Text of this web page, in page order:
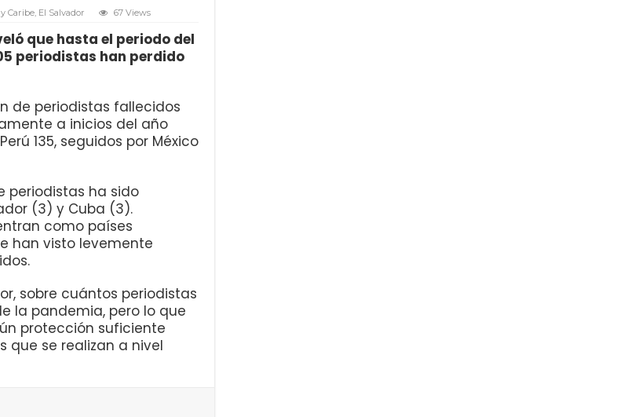
Caribe, El Salvador 67 Views
que hasta el periodo del
periodistas han perdido
de periodistas fallecidos
a inicios del año
135, seguidos por México
periodistas ha sido
(3) y Cuba (3).
como países
han visto levemente
sobre cuántos periodistas
la pandemia, pero lo que
protección suficiente
que se realizan a nivel